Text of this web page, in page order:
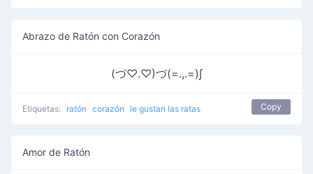
Abrazo de Ratón con Corazón
(づ♡.♡)づ(=.,.=)∫
Etiquetas: ratón corazón le gustan las ratas Copy
Amor de Ratón